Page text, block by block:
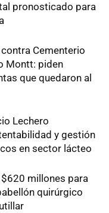
pronosticado para
Cementerio
Montt: piden
que quedaron al
Lechero
y gestión
en sector lácteo
millones para
quirúrgico